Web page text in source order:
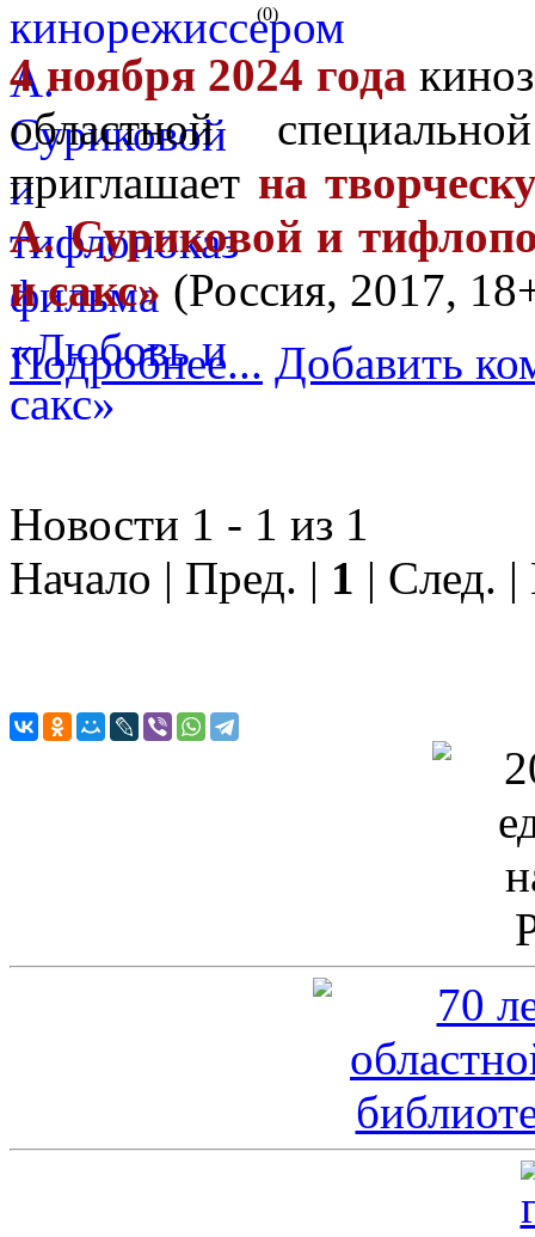
(0)
4 ноября 2024 года
областной
приглашает на
А. Суриковой и
и сакс» (Россия, 2017,
Подробнее... Добавить
Новости 1 - 1 из 1
Начало | Пред. | 1 | След.